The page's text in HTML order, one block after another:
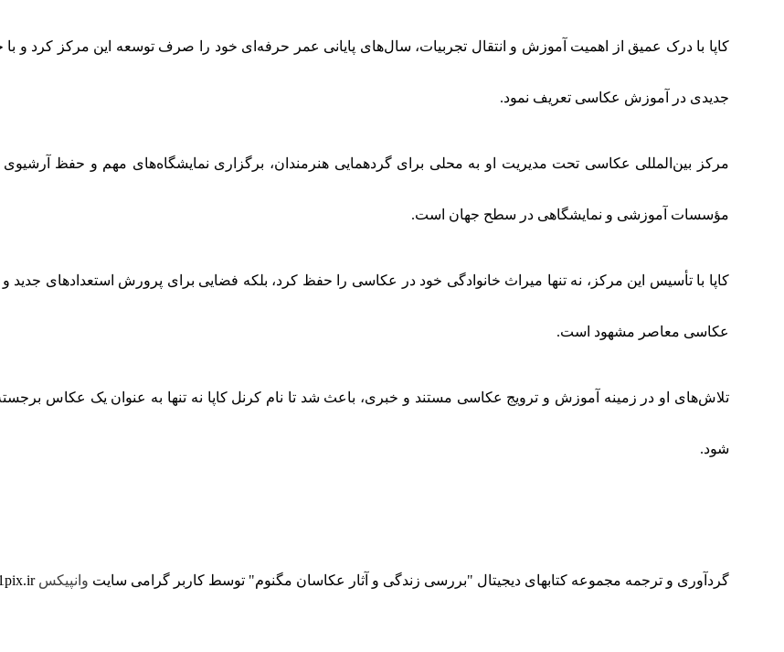
کاپا با درک عمیق از اهمیت آموزش و انتقال تجربیات، سال‌های پایانی عمر حرفه‌ای خود را صرف توسعه این مرکز کرد و
جدیدی در آموزش عکاسی تعریف نمود.
مرکز بین‌المللی عکاسی تحت مدیریت او به محلی برای گردهمایی هنرمندان، برگزاری نمایشگاه‌های مهم و حفظ آرشیوی
مؤسسات آموزشی و نمایشگاهی در سطح جهان است.
کاپا با تأسیس این مرکز، نه تنها میراث خانوادگی خود در عکاسی را حفظ کرد، بلکه فضایی برای پرورش استعدادهای جدید
عکاسی معاصر مشهود است.
تلاش‌های او در زمینه آموزش و ترویج عکاسی مستند و خبری، باعث شد تا نام کرنل کاپا نه تنها به عنوان یک عکاس
شود.
گردآوری و ترجمه مجموعه کتابهای دیجیتال "بررسی زندگی و آثار عکاسان مگنوم" توسط کاربر گرامی سایت وانپیکس 1pix.ir جناب آقای "محمود امیری" انجام شده.